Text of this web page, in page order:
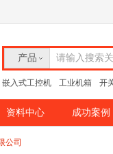
产品 请输入搜索
嵌入式工控机 工业机箱 开
资料中心 成功案例
公司